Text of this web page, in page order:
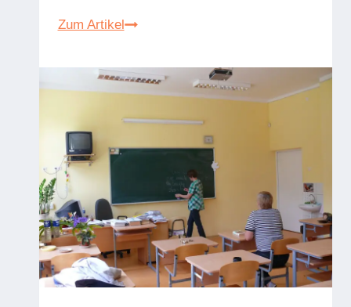
Zum ArtikelMehr
Probleme
bei
Jugendlichen